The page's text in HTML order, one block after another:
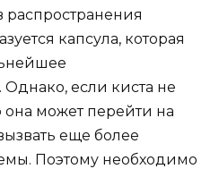
распространения
капсула, которая
Однако, если киста не
она может перейти на
еще более
Поэтому необходимо